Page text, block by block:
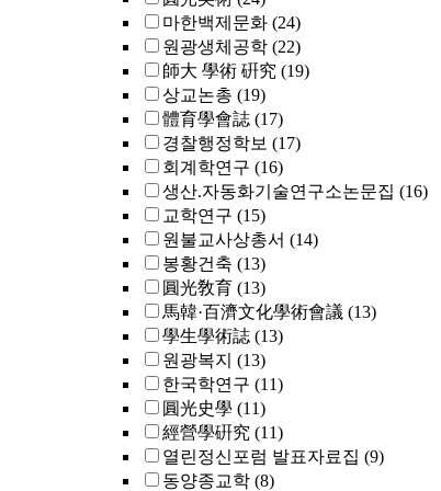
마한백제문화 (24)
원광생체공학 (22)
師大 學術 硏究 (19)
상교논총 (19)
體育學會誌 (17)
경찰행정학보 (17)
회계학연구 (16)
생산.자동화기술연구소논문집 (16)
교학연구 (15)
원불교사상총서 (14)
봉황건축 (13)
圓光敎育 (13)
馬韓·百濟文化學術會議 (13)
學生學術誌 (13)
원광복지 (13)
한국학연구 (11)
圓光史學 (11)
經營學硏究 (11)
열린정신포럼 발표자료집 (9)
동양종교학 (8)